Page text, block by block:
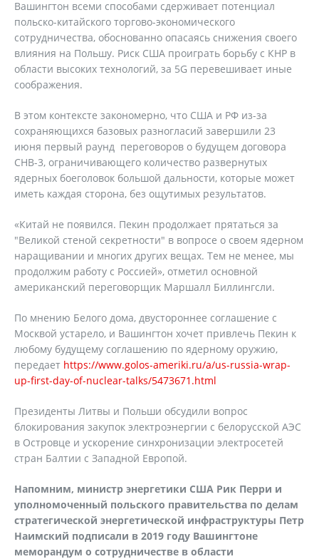
Вашингтон всеми способами сдерживает потенциал
польско-китайского торгово-экономического
сотрудничества, обоснованно опасаясь снижения своего
влияния на Польшу. Риск США проиграть борьбу с КНР в
области высоких технологий, за 5G перевешивает иные
соображения.
В этом контексте закономерно, что США и РФ из-за
сохраняющихся базовых разногласий завершили 23
июня первый раунд переговоров о будущем договора
СНВ-3, ограничивающего количество развернутых
ядерных боеголовок большой дальности, которые может
иметь каждая сторона, без ощутимых результатов.
«Китай не появился. Пекин продолжает прятаться за
"Великой стеной секретности" в вопросе о своем ядерном
наращивании и многих других вещах. Тем не менее, мы
продолжим работу с Россией», отметил основной
американский переговорщик Маршалл Биллингсли.
По мнению Белого дома, двустороннее соглашение с
Москвой устарело, и Вашингтон хочет привлечь Пекин к
любому будущему соглашению по ядерному оружию,
передает https://www.golos-ameriki.ru/a/us-russia-wrap-
up-first-day-of-nuclear-talks/5473671.html
Президенты Литвы и Польши обсудили вопрос
блокирования закупок электроэнергии с белорусской АЭС
в Островце и ускорение синхронизации электросетей
стран Балтии с Западной Европой.
Напомним, министр энергетики США Рик Перри и
уполномоченный польского правительства по делам
стратегической энергетической инфраструктуры Петр
Наимский подписали в 2019 году Вашингтоне
меморандум о сотрудничестве в области